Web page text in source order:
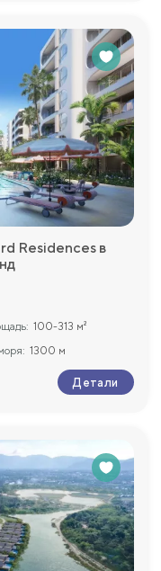
Residences в
100-313 м²
1300 м
Детали